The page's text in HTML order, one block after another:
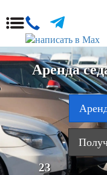
Аренда
23